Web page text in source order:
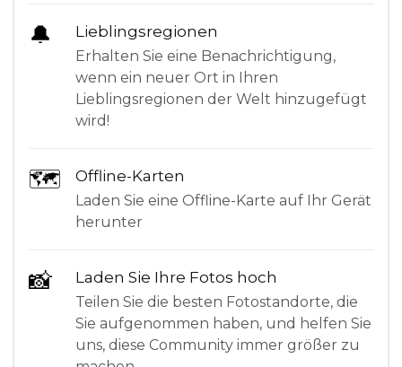
🔔 Lieblingsregionen
Erhalten Sie eine Benachrichtigung,
wenn ein neuer Ort in Ihren
Lieblingsregionen der Welt hinzugefügt
wird!
🗺 Offline-Karten
Laden Sie eine Offline-Karte auf Ihr Gerät
herunter
📸 Laden Sie Ihre Fotos hoch
Teilen Sie die besten Fotostandorte, die
Sie aufgenommen haben, und helfen Sie
uns, diese Community immer größer zu